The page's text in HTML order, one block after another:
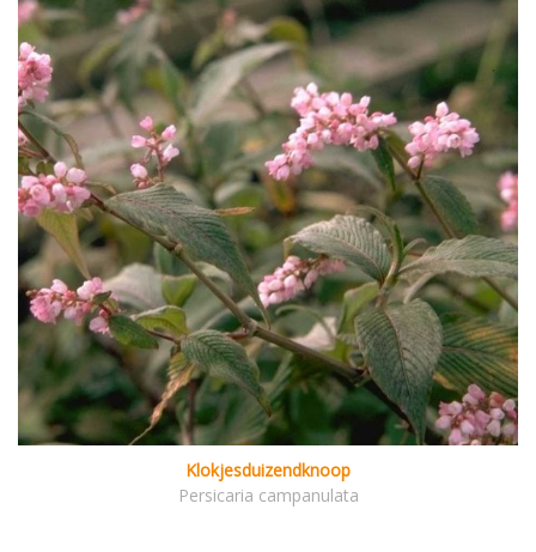
Klokjesduizendknoop
Persicaria campanulata